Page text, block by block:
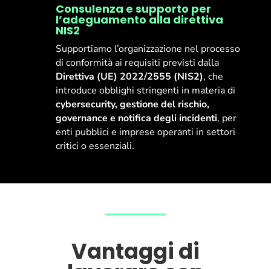
Consulenza e supporto per
l’adeguamento alla direttiva
NIS2
Supportiamo l’organizzazione nel processo
di conformità ai requisiti previsti dalla
Direttiva (UE) 2022/2555 (NIS2), che
introduce obblighi stringenti in materia di
cybersecurity, gestione del rischio,
governance e notifica degli incidenti, per
enti pubblici e imprese operanti in settori
critici o essenziali.
Vantaggi di